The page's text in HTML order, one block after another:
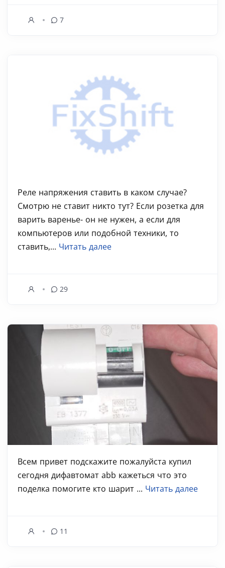
7
Реле напряжения ставить в каком случае?
Смотрю не ставит никто тут? Если розетка для
варить варенье- он не нужен, а если для
компьютеров или подобной техники, то
ставить,... Читать далее
29
Всем привет подскажите пожалуйста купил
сегодня дифавтомат abb кажеться что это
поделка помогите кто шарит ... Читать далее
11